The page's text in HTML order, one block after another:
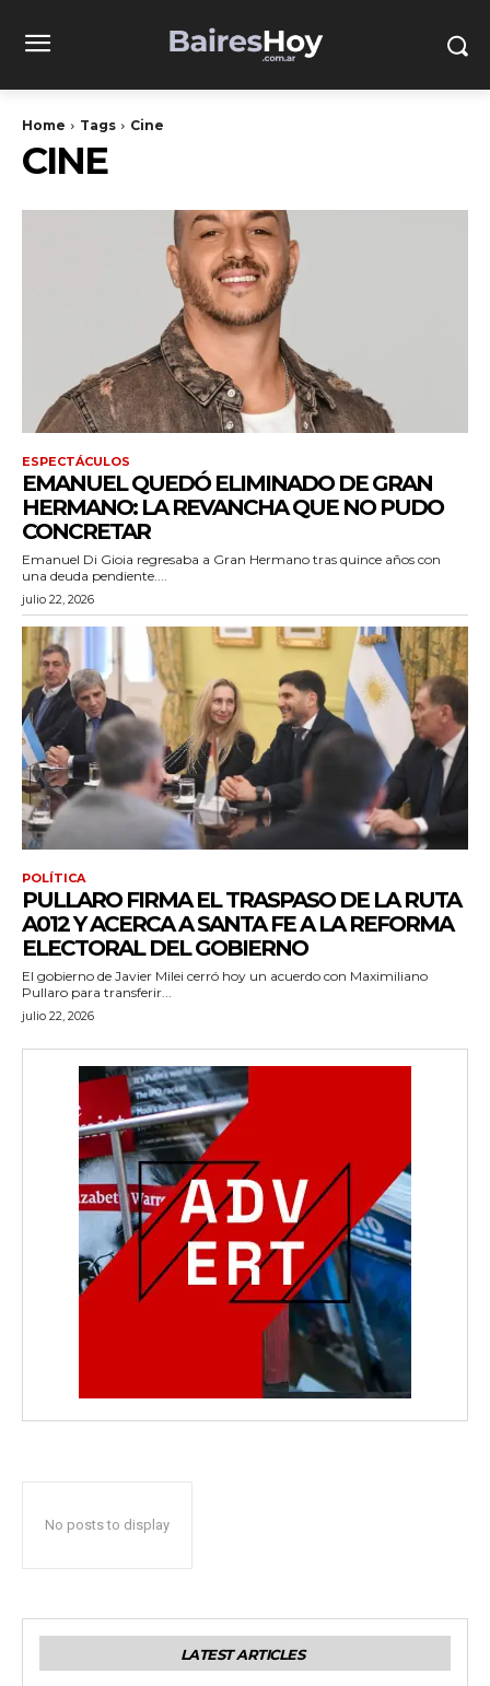
Home Tags Cine
CINE
ESPECTÁCULOS
EMANUEL QUEDÓ ELIMINADO DE GRAN
HERMANO: LA REVANCHA QUE NO PUDO
CONCRETAR
Emanuel Di Gioia regresaba a Gran Hermano tras quince años con
una deuda pendiente....
julio 22, 2026
POLÍTICA
PULLARO FIRMA EL TRASPASO DE LA RUTA
A012 Y ACERCA A SANTA FE A LA REFORMA
ELECTORAL DEL GOBIERNO
El gobierno de Javier Milei cerró hoy un acuerdo con Maximiliano
Pullaro para transferir...
julio 22, 2026
No posts to display
LATEST ARTICLES